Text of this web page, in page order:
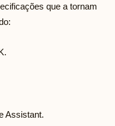
que a tornam
Assistant.